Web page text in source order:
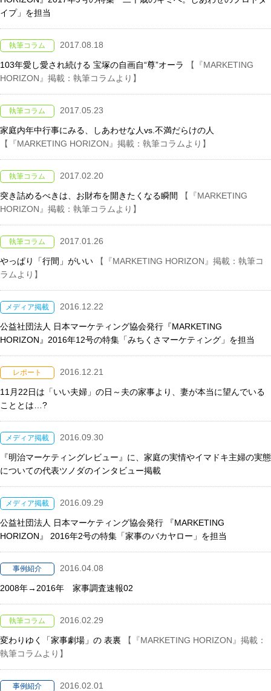
イプ」を担当
執筆コラム 2017.08.18
103年愛し愛され続ける 宝塚の自画自“尊”オーラ
【『MARKETING
HORIZON』掲載：執筆コラムより】
執筆コラム 2017.05.23
家庭内年中行事にみる、しあわせな人vs.不満だらけの人
【『MARKETING HORIZON』掲載：執筆コラムより】
執筆コラム 2017.02.20
突き詰めるべきは、お財布を開きたくなる瞬間
【『MARKETING
HORIZON』掲載：執筆コラムより】
執筆コラム 2017.01.26
やっぱり「行間」がいい
【『MARKETING HORIZON』掲載：執筆コ
ラムより】
メディア掲載 2016.12.22
公益社団法人 日本マーケティング協会発行『MARKETING
HORIZON』2016年12号の特集「みちくさマーケティング」を担当
レポート 2016.12.21
11月22日は「いい夫婦」の日～夫の家事より、妻が本当に望んでいる
こととは…?
メディア掲載 2016.09.30
『明治マーケティングレビュー』に、家庭の実情やイマドキ主婦の実態
についての代表ツノダのインタビュー掲載
メディア掲載 2016.09.29
公益社団法人 日本マーケティング協会発行 『MARKETING
HORIZON』 2016年2号の特集「家事のバカヤロー」を担当
事例紹介 2016.04.08
2008年→2016年 家事調査速報02
執筆コラム 2016.02.29
変わりゆく「家事劇場」の 表裏
【『MARKETING HORIZON』掲載：
執筆コラムより】
事例紹介 2016.02.01